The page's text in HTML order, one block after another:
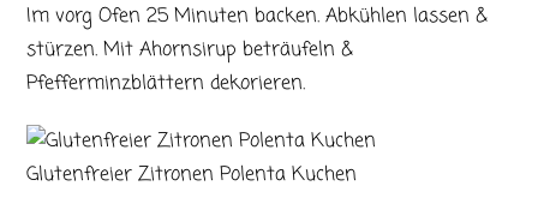
Im vorg Ofen 25 Minuten backen. Abkühlen lassen &
stürzen. Mit Ahornsirup beträufeln &
Pfefferminzblättern dekorieren.
Glutenfreier Zitronen Polenta Kuchen